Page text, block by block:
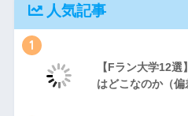
人気記事
1
【Fラン大学12
はどこなのか（偏